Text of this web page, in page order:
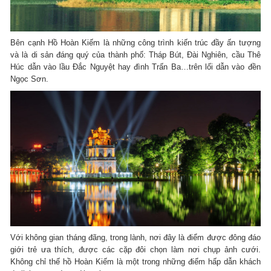
Bên cạnh Hồ Hoàn Kiếm là những công trình kiến trúc đầy ấn tượng
và là di sản đáng quý của thành phố: Tháp Bút, Đài Nghiên, cầu Thê
Húc dẫn vào lầu Đắc Nguyệt hay đình Trấn Ba…trên lối dẫn vào đền
Ngọc Sơn.
Với không gian tháng đãng, trong lành, nơi đây là điểm được đông đáo
giới trẻ ưa thích, được các cặp đôi chọn làm nơi chụp ảnh cưới.
Không chỉ thế hồ Hoàn Kiếm là một trong những điểm hấp dẫn khách